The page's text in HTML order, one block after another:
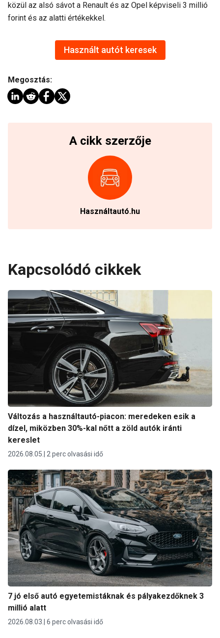
közül az alsó sávot a Renault és az Opel képviseli 3 millió
forint és az alatti értékekkel.
Használt autót keresek
Megosztás:
A cikk szerzője
Használtautó.hu
Kapcsolódó cikkek
Változás a használtautó-piacon: meredeken esik a
dízel, miközben 30%-kal nőtt a zöld autók iránti
kereslet
2026.08.05. 2 perc olvasási idő
7 jó első autó egyetemistáknak és pályakezdőknek 3
millió alatt
2026.08.03. 6 perc olvasási idő